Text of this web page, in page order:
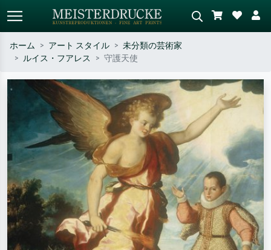
作家名・作品名・スタイルで検索
– 例：モネ、星月夜、印象派、北
斎の波、ヌード。
シーンを説明してください – 例：
緑の草原、赤の多い抽象画、暗い
油絵、木のそばの立ち姿のヌー
ド。
ホーム アート スタイル
未分類の芸術家
ルイス・フアレス
守護天使